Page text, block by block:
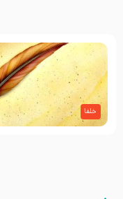
خلفا